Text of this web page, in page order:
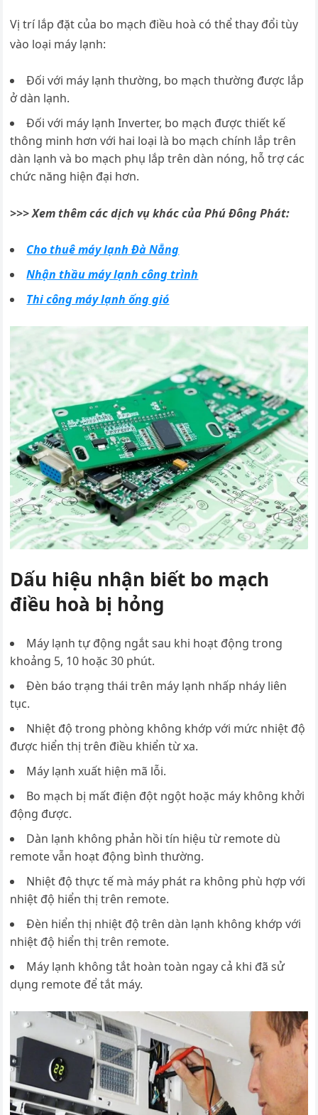
Vị trí lắp đặt của bo mạch điều hoà có thể thay đổi tùy
vào loại máy lạnh:
Đối với máy lạnh thường, bo mạch thường được lắp
ở dàn lạnh.
Đối với máy lạnh Inverter, bo mạch được thiết kế
thông minh hơn với hai loại là bo mạch chính lắp trên
dàn lạnh và bo mạch phụ lắp trên dàn nóng, hỗ trợ các
chức năng hiện đại hơn.
>>> Xem thêm các dịch vụ khác của Phú Đông Phát:
Cho thuê máy lạnh Đà Nẵng
Nhận thầu máy lạnh công trình
Thi công máy lạnh ống gió
Dấu hiệu nhận biết bo mạch
điều hoà bị hỏng
Máy lạnh tự động ngắt sau khi hoạt động trong
khoảng 5, 10 hoặc 30 phút.
Đèn báo trạng thái trên máy lạnh nhấp nháy liên
tục.
Nhiệt độ trong phòng không khớp với mức nhiệt độ
được hiển thị trên điều khiển từ xa.
Máy lạnh xuất hiện mã lỗi.
Bo mạch bị mất điện đột ngột hoặc máy không khởi
động được.
Dàn lạnh không phản hồi tín hiệu từ remote dù
remote vẫn hoạt động bình thường.
Nhiệt độ thực tế mà máy phát ra không phù hợp với
nhiệt độ hiển thị trên remote.
Đèn hiển thị nhiệt độ trên dàn lạnh không khớp với
nhiệt độ hiển thị trên remote.
Máy lạnh không tắt hoàn toàn ngay cả khi đã sử
dụng remote để tắt máy.